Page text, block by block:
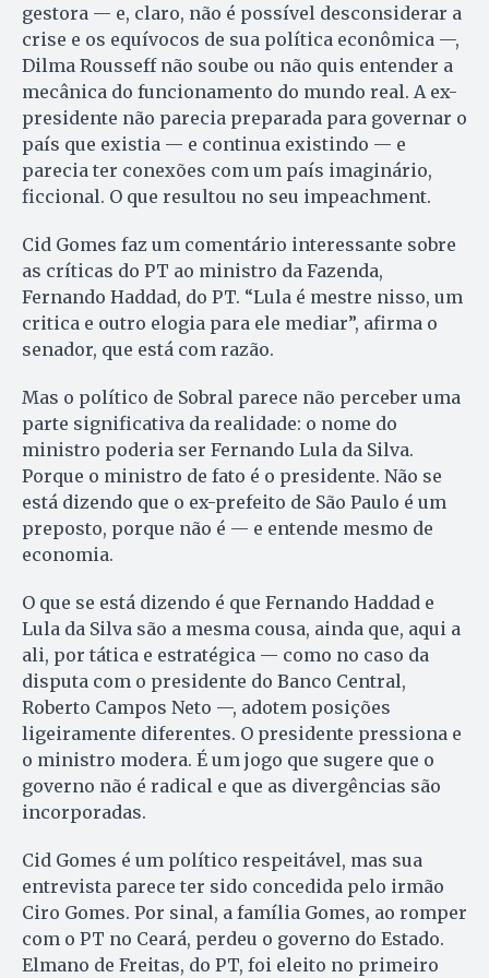
gestora — e, claro, não é possível desconsiderar a
crise e os equívocos de sua política econômica —,
Dilma Rousseff não soube ou não quis entender a
mecânica do funcionamento do mundo real. A ex-
presidente não parecia preparada para governar o
país que existia — e continua existindo — e
parecia ter conexões com um país imaginário,
ficcional. O que resultou no seu impeachment.
Cid Gomes faz um comentário interessante sobre
as críticas do PT ao ministro da Fazenda,
Fernando Haddad, do PT. “Lula é mestre nisso, um
critica e outro elogia para ele mediar”, afirma o
senador, que está com razão.
Mas o político de Sobral parece não perceber uma
parte significativa da realidade: o nome do
ministro poderia ser Fernando Lula da Silva.
Porque o ministro de fato é o presidente. Não se
está dizendo que o ex-prefeito de São Paulo é um
preposto, porque não é — e entende mesmo de
economia.
O que se está dizendo é que Fernando Haddad e
Lula da Silva são a mesma cousa, ainda que, aqui a
ali, por tática e estratégica — como no caso da
disputa com o presidente do Banco Central,
Roberto Campos Neto —, adotem posições
ligeiramente diferentes. O presidente pressiona e
o ministro modera. É um jogo que sugere que o
governo não é radical e que as divergências são
incorporadas.
Cid Gomes é um político respeitável, mas sua
entrevista parece ter sido concedida pelo irmão
Ciro Gomes. Por sinal, a família Gomes, ao romper
com o PT no Ceará, perdeu o governo do Estado.
Elmano de Freitas, do PT, foi eleito no primeiro